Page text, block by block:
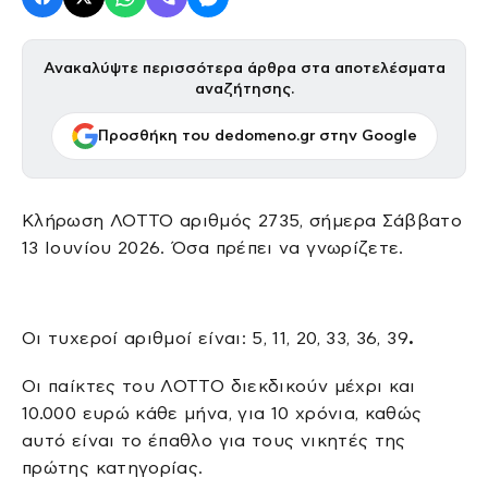
Ανακαλύψτε περισσότερα άρθρα στα αποτελέσματα
αναζήτησης.
Προσθήκη του dedomeno.gr στην Google
Κλήρωση ΛΟΤΤΟ αριθμός 2735, σήμερα Σάββατο
13 Ιουνίου 2026. Όσα πρέπει να γνωρίζετε.
Οι τυχεροί αριθμοί είναι: 5, 11, 20, 33, 36, 39.
Οι παίκτες του ΛΟΤΤΟ διεκδικούν μέχρι και
10.000 ευρώ κάθε μήνα, για 10 χρόνια, καθώς
αυτό είναι το έπαθλο για τους νικητές της
πρώτης κατηγορίας.